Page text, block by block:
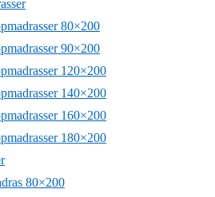
80×200
90×200
120×200
140×200
160×200
180×200
80×200